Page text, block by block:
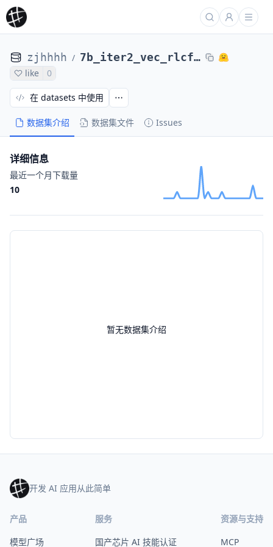
zjhhhh / 7b_iter2_vec_rlcf_scores_2
like 0
数据集介绍 数据集文件 Issues
在 datasets 中使用
暂无数据集介绍
详细信息
最近一个月下载量
10
开发 AI 应用从此简单
产品
模型广场
服务
国产芯片 AI 技能认证
资源与支持
MCP